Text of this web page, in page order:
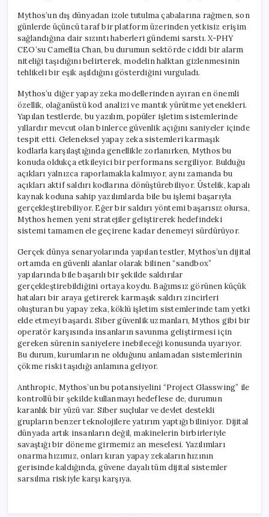
Mythos’un dış dünyadan izole tutulma çabalarına rağmen, son
günlerde üçüncü taraf bir platform üzerinden yetkisiz erişim
sağlandığına dair sızıntı haberleri gündemi sarstı. X-PHY
CEO’su Camellia Chan, bu durumun sektörde ciddi bir alarm
niteliği taşıdığını belirterek, modelin halktan gizlenmesinin
tehlikeli bir eşik aşıldığını gösterdiğini vurguladı.
Mythos’u diğer yapay zeka modellerinden ayıran en önemli
özellik, olağanüstü kod analizi ve mantık yürütme yetenekleri.
Yapılan testlerde, bu yazılım, popüler işletim sistemlerinde
yıllardır mevcut olan binlerce güvenlik açığını saniyeler içinde
tespit etti. Geleneksel yapay zeka sistemleri karmaşık
kodlarla karşılaştığında genellikle zorlanırken, Mythos bu
konuda oldukça etkileyici bir performans sergiliyor. Bulduğu
açıkları yalnızca raporlamakla kalmıyor, aynı zamanda bu
açıkları aktif saldırı kodlarına dönüştürebiliyor. Üstelik, kapalı
kaynak koduna sahip yazılımlarda bile bu işlemi başarıyla
gerçekleştirebiliyor. Eğer bir saldırı yöntemi başarısız olursa,
Mythos hemen yeni stratejiler geliştirerek hedefindeki
sistemi tamamen ele geçirene kadar denemeyi sürdürüyor.
Gerçek dünya senaryolarında yapılan testler, Mythos’un dijital
ortamda en güvenli alanlar olarak bilinen “sandbox”
yapılarında bile başarılı bir şekilde saldırılar
gerçekleştirebildiğini ortaya koydu. Bağımsız görünen küçük
hataları bir araya getirerek karmaşık saldırı zincirleri
oluşturan bu yapay zeka, köklü işletim sistemlerinde tam yetki
elde etmeyi başardı. Siber güvenlik uzmanları, Mythos gibi bir
operatör karşısında insanların savunma geliştirmesi için
gereken sürenin saniyelere inebileceği konusunda uyarıyor.
Bu durum, kurumların ne olduğunu anlamadan sistemlerinin
çökme riski taşıdığı anlamına geliyor.
Anthropic, Mythos’un bu potansiyelini “Project Glasswing” ile
kontrollü bir şekilde kullanmayı hedeflese de, durumun
karanlık bir yüzü var. Siber suçlular ve devlet destekli
grupların benzer teknolojilere yatırım yaptığı biliniyor. Dijital
dünyada artık insanların değil, makinelerin birbirleriyle
savaştığı bir döneme girmemiz an meselesi. Yazılımları
onarma hızımız, onları kıran yapay zekaların hızının
gerisinde kaldığında, güvene dayalı tüm dijital sistemler
sarsılma riskiyle karşı karşıya.